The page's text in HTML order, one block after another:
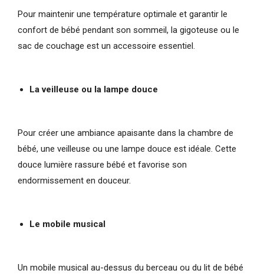
Pour maintenir une température optimale et garantir le
confort de bébé pendant son sommeil, la gigoteuse ou le
sac de couchage est un accessoire essentiel.
La veilleuse ou la lampe douce
Pour créer une ambiance apaisante dans la chambre de
bébé, une veilleuse ou une lampe douce est idéale. Cette
douce lumière rassure bébé et favorise son
endormissement en douceur.
Le mobile musical
Un mobile musical au-dessus du berceau ou du lit de bébé